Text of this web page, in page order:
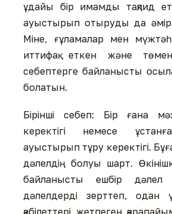
ұдайы бір имамды тақлид
ауыстырып отыруды да әмір
Міне, ғұламалар мен
иттифақ еткен және
себептерге байланысты
болатын.
Бірінші себеп: Бір ғана
керектігі немесе
ауыстырып тұру керектігі.
дәлелдің болуы шарт.
байланысты ешбір дәлел
дәлелдерді зерттеп, одан
қабілеттері жетпеген